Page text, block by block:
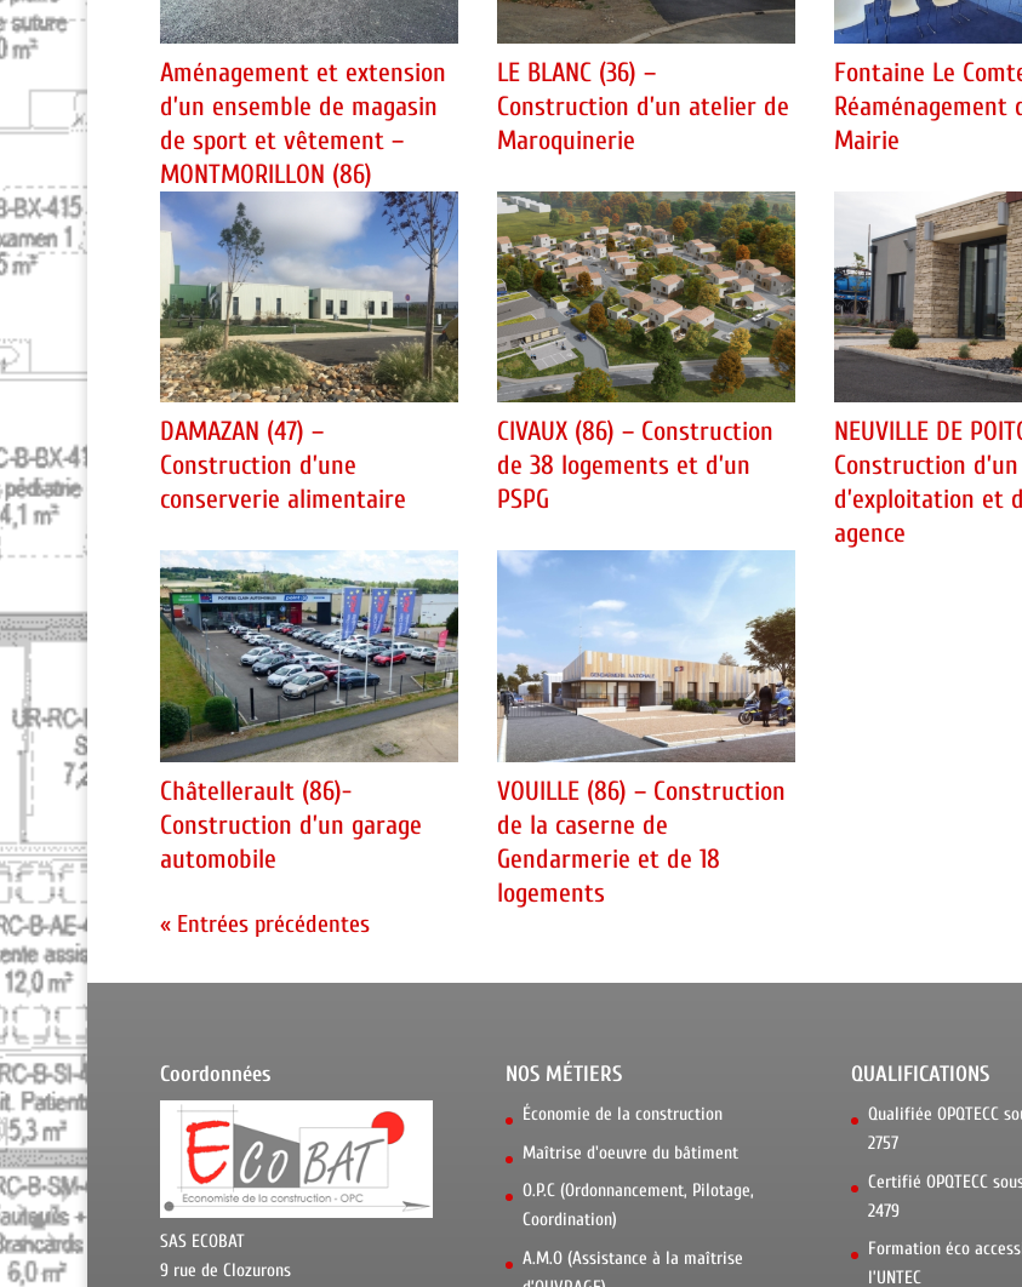
Aménagement et extension
d’un ensemble de magasin
de sport et vêtement –
MONTMORILLON (86)
LE BLANC (36) –
Construction d’un atelier de
Maroquinerie
Fontaine Le
Réaménagement
Mairie
DAMAZAN (47) –
Construction d’une
conserverie alimentaire
CIVAUX (86) – Construction
de 38 logements et d’un
PSPG
NEUVILLE DE
Construction
d’exploitation et
agence
Châtellerault (86)-
Construction d’un garage
automobile
VOUILLE (86) – Construction
de la caserne de
Gendarmerie et de 18
logements
« Entrées précédentes
Coordonnées
SAS ECOBAT
9 rue de Clozurons
NOS MÉTIERS
Économie de la construction
Maîtrise d'oeuvre du bâtiment
O.P.C (Ordonnancement, Pilotage,
Coordination)
A.M.O (Assistance à la maîtrise
QUALIFICATIONS
Qualifiée OPQTECC
2757
Certifié OPQTECC
2479
Formation éco
l’UNTEC